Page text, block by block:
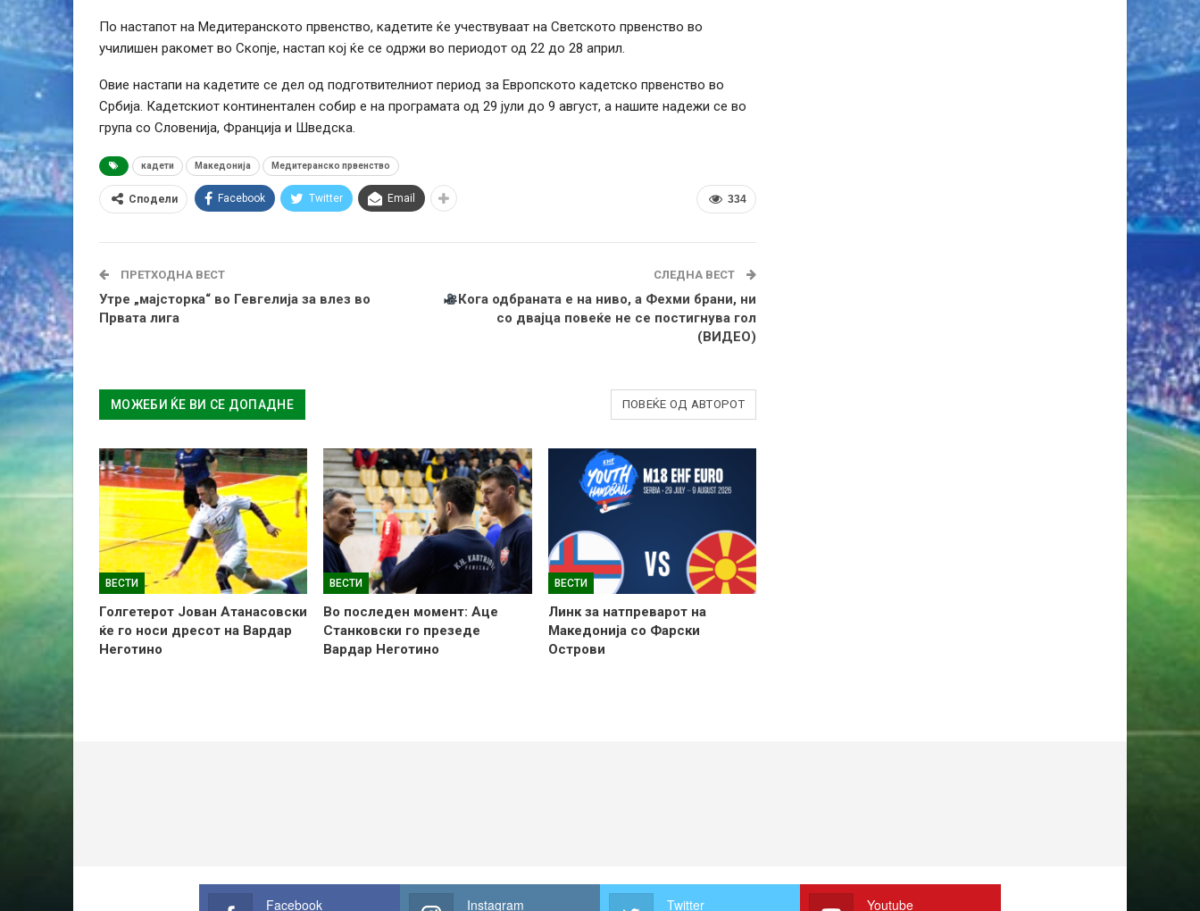
По настапот на Медитеранското првенство, кадетите ќе учествуваат на Светското првенство во
училишен ракомет во Скопје, настап кој ќе се одржи во периодот од 22 до 28 април.
Овие настапи на кадетите се дел од подготвителниот период за Европското кадетско првенство во
Србија. Кадетскиот континентален собир е на програмата од 29 јули до 9 август, а нашите надежи се во
група со Словенија, Франција и Шведска.
кадети Македонија Медитеранско првенство
334
Сподели Facebook Twitter Email
ПРЕТХОДНА ВЕСТ
Утре „мајсторка“ во Гевгелија за влез во
Првата лига
СЛЕДНА ВЕСТ
Кога одбраната е на ниво, а Фехми брани, ни
со двајца повеќе не се постигнува гол
(ВИДЕО)
МОЖЕБИ ЌЕ ВИ СЕ ДОПАДНЕ ПОВЕЌЕ ОД АВТОРОТ
ВЕСТИ
Голгетерот Јован Атанасовски
ќе го носи дресот на Вардар
Неготино
ВЕСТИ
Во последен момент: Аце
Станковски го презеде
Вардар Неготино
ВЕСТИ
Линк за натпреварот на
Македонија со Фарски
Острови
Facebook Instagram Twitter Youtube